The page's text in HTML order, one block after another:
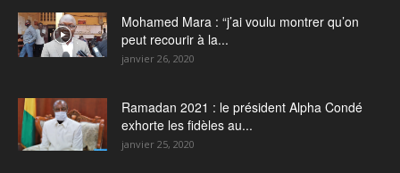
Mohamed Mara : “j’ai voulu montrer qu’on
peut recourir à la...
janvier 26, 2020
Ramadan 2021 : le président Alpha Condé
exhorte les fidèles au...
janvier 25, 2020